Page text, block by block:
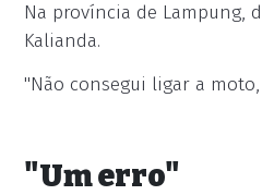
Na província de Lampung,
Kalianda.
"Não consegui ligar a
"Um erro"